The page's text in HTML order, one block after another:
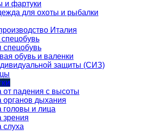
и фартуки
для охоты и рыбалки
Италия
спецобувь
обувь и валенки
защиты (СИЗ)
от падения с высоты
органов дыхания
головы и лица
зрения
слуха